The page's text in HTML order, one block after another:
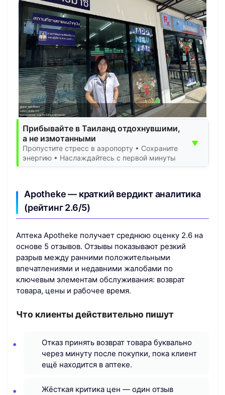
Прибывайте в Таиланд отдохнувшими,
а не измотанными
Пропустите стресс в аэропорту • Сохраните
энергию • Наслаждайтесь с первой минуты
▼
Apotheke — краткий вердикт аналитика
(рейтинг 2.6/5)
Аптека Apotheke получает среднюю оценку 2.6 на
основе 5 отзывов. Отзывы показывают резкий
разрыв между ранними положительными
впечатлениями и недавними жалобами по
ключевым элементам обслуживания: возврат
товара, цены и рабочее время.
Что клиенты действительно пишут
Отказ принять возврат товара буквально
через минуту после покупки, пока клиент
ещё находится в аптеке.
Жёсткая критика цен — один отзыв